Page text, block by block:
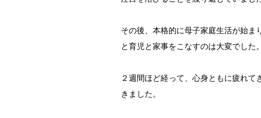
その後、本格的に母子家庭生活が始ま
と育児と家事をこなすのは大変でした。
２週間ほど経って、心身ともに疲れ
きました。